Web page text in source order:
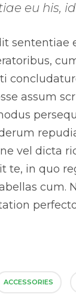
eu his,
assum
vel dicta
te, in quo
cum.
ACCESSORIES